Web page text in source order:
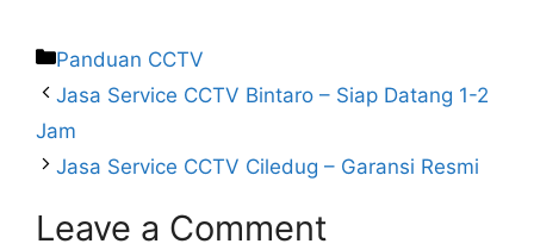
Panduan CCTV
Jasa Service CCTV Bintaro – Siap Datang 1-2
Jam
Jasa Service CCTV Ciledug – Garansi Resmi
Leave a Comment